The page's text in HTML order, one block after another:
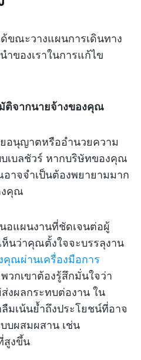
ขณะวางแผนการเดินทาง
ของเราในการแก้ไข
ติจากนายจ้างของคุณ
อนุญาตหรืออำนวยความ
เบลชัวร์ หากบริษัทของคุณ
าจจำเป็นต้องพยายามมาก
งคุณ
อแผนงานที่ชัดเจนต่อผู้
นว่าคุณตั้งใจจะบรรลุงาน
ณผ่านเครื่องมือการ
พวกเขาต้องรู้สึกมั่นใจว่า
งผลกระทบต่องาน ใน
มเน้นย้ำถึงประโยชน์ที่อาจ
บผสมผสาน เช่น
สูงขึ้น